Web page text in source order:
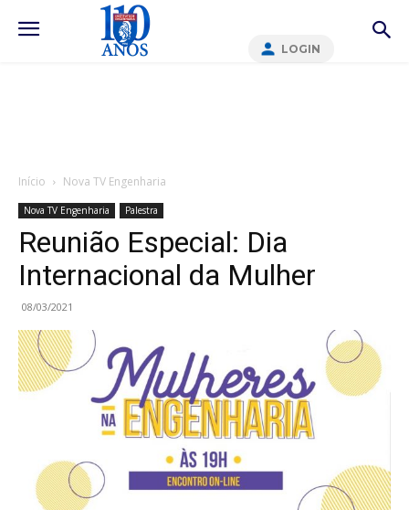
LOGIN
Início Nova TV Engenharia
Nova TV Engenharia Palestra
Reunião Especial: Dia
Internacional da Mulher
08/03/2021